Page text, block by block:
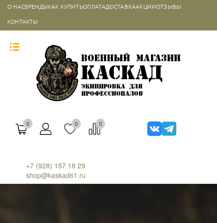
О НАСБРЕНДЫКАК КУПИТЬОПЛАТАДОСТАВКААКЦИИОТЗЫВЫ
КОНТАКТЫ
0 0 0
+7 (928) 157 18 29
shop@kaskad61.ru